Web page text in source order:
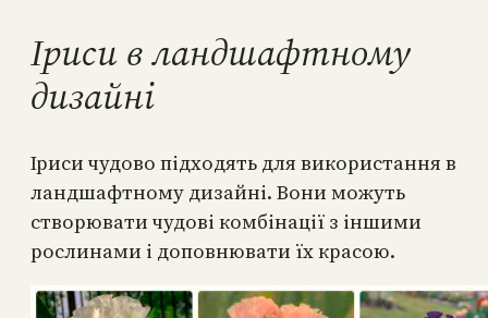
Іриси в ландшафтному
дизайні
Іриси чудово підходять для використання в
ландшафтному дизайні. Вони можуть
створювати чудові комбінації з іншими
рослинами і доповнювати їх красою.